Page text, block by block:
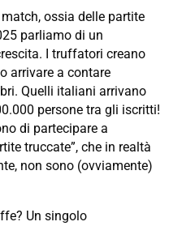
ossia delle partite
parliamo di un
I truffatori creano
arrivare a contare
Quelli italiani arrivano
persone tra gli iscritti!
di partecipare a
truccate”, che in realtà
non sono (ovviamente)
Un singolo